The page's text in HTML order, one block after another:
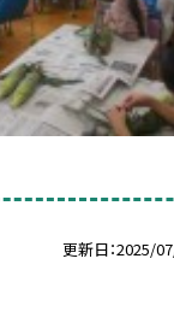
更新日 2025/